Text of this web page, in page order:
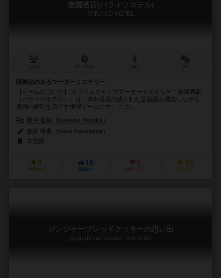
楽園酒店(パライソホテル)
PARAISO HOTEL
証拠品のあるマーダーミステリー
【ゲームについて】 オブジェクティブマーダーミステリー「楽園酒店
（パライソホテル）」は、事件現場の残された証拠品を調査しながら
真相の解明を目指す推理ゲームです。 この...
田中 佳祐（Keisuke Tanaka）
金浜 玲奈（Rena Kanahana）
8
興味あり
18
経験あり
1
お気に入り
28
持ってる
ジンジャーブレッドクッキーの思い出
gingerbread cookie no omoide